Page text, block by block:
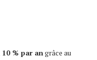
10 % par angrâce au